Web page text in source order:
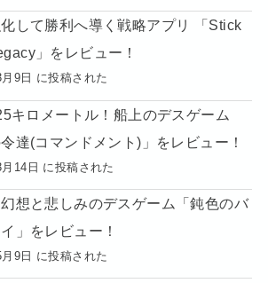
して勝利へ導く戦略アプリ 「Stick
」をレビュー！
9日 に投稿された
キロメートル！船上のデスゲーム
令達(コマンドメント)」をレビュー！
14日 に投稿された
想と悲しみのデスゲーム「鈍色のバ
」をレビュー！
9日 に投稿された